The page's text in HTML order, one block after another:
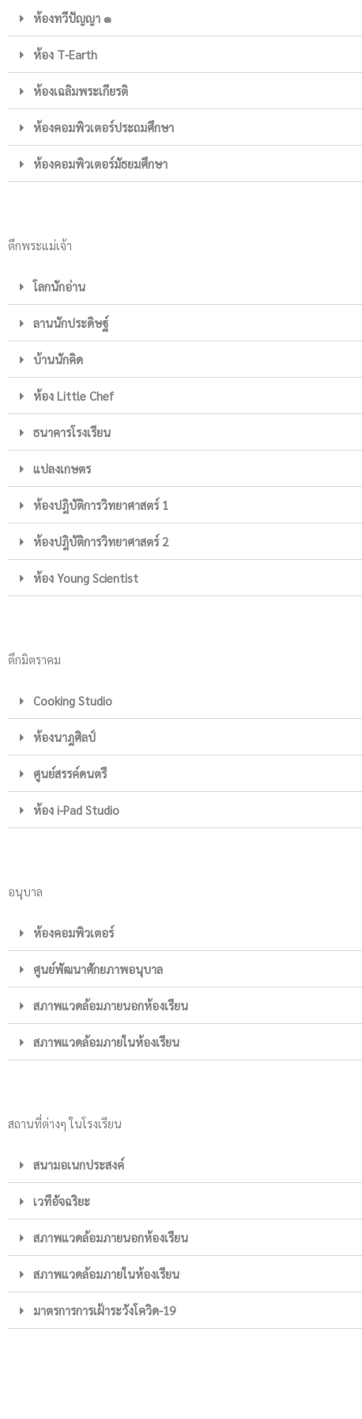
ห้องทวีปัญญา ๑
ห้อง T-Earth
ห้องเฉลิมพระเกียรติ
ห้องคอมพิวเตอร์ประถมศึกษา
ห้องคอมพิวเตอร์มัธยมศึกษา
ตึกพระแม่เจ้า
โลกนักอ่าน
ลานนักประดิษฐ์
บ้านนักคิด
ห้อง Little Chef
ธนาคารโรงเรียน
แปลงเกษตร
ห้องปฎิบัติการวิทยาศาสตร์ 1
ห้องปฎิบัติการวิทยาศาสตร์ 2
ห้อง Young Scientist
ตึกมิตราคม
Cooking Studio
ห้องนาฎศิลป์
ศูนย์สรรค์ดนตรี
ห้อง i-Pad Studio
อนุบาล
ห้องคอมพิวเตอร์
ศูนย์พัฒนาศักยภาพอนุบาล
สภาพแวดล้อมภายนอกห้องเรียน
สภาพแวดล้อมภายในห้องเรียน
สถานที่ต่างๆ ในโรงเรียน
สนามอเนกประสงค์
เวทีอัจฉริยะ
สภาพแวดล้อมภายนอกห้องเรียน
สภาพแวดล้อมภายในห้องเรียน
มาตรการการเฝ้าระวังโควิด-19